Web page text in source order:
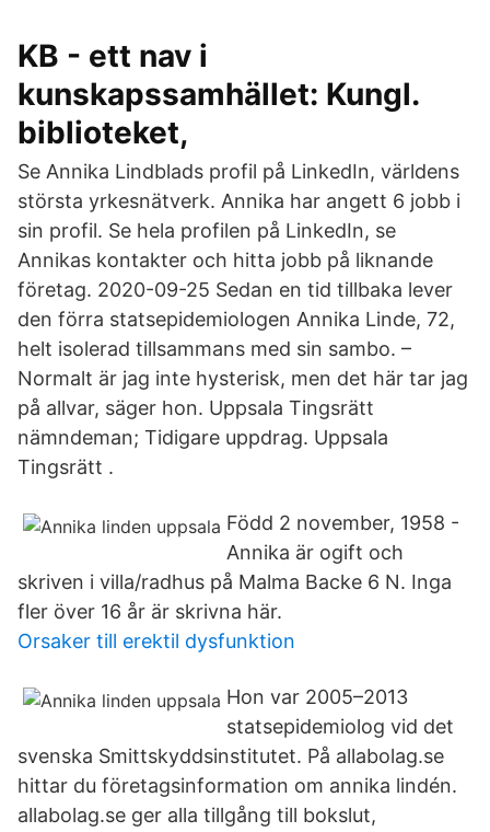
KB - ett nav i
kunskapssamhället: Kungl.
biblioteket,
Se Annika Lindblads profil på LinkedIn, världens
största yrkesnätverk. Annika har angett 6 jobb i
sin profil. Se hela profilen på LinkedIn, se
Annikas kontakter och hitta jobb på liknande
företag. 2020-09-25 Sedan en tid tillbaka lever
den förra statsepidemiologen Annika Linde, 72,
helt isolerad tillsammans med sin sambo. –
Normalt är jag inte hysterisk, men det här tar jag
på allvar, säger hon. Uppsala Tingsrätt
nämndeman; Tidigare uppdrag. Uppsala
Tingsrätt .
Född 2 november, 1958 -
Annika är ogift och
skriven i villa/radhus på Malma Backe 6 N. Inga
fler över 16 år är skrivna här.
Orsaker till erektil dysfunktion
Hon var 2005–2013
statsepidemiolog vid det
svenska Smittskyddsinstitutet. På allabolag.se
hittar du företagsinformation om annika lindén.
allabolag.se ger alla tillgång till bokslut,